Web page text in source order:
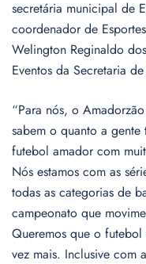
secretária municipal de
coordenador de
Welington Reginaldo
Eventos da Secretaria
“Para nós, o
sabem o quanto a
futebol amador com
Nós estamos com as
todas as categorias de
campeonato que
Queremos que o
vez mais. Inclusive com